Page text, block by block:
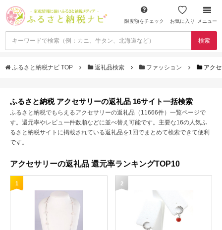
限度額をチェック お気に入り メニュー
検索
ふるさと納税ナビ TOP 返礼品検索 ファッション アク
ふるさと納税 アクセサリーの返礼品 16サイト一括検索
ふるさと納税でもらえるアクセサリーの返礼品（11666件）一覧ページで
す。還元率やレビュー件数順などに並べ替え可能です。主要な16の人気ふ
るさと納税サイトに掲載されている返礼品を1回でまとめて検索できて便利
です。
アクセサリーの返礼品 還元率ランキングTOP10
1 2